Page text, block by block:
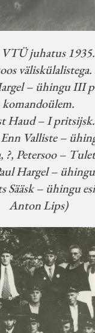
juhatus 1935.
väliskülalistega.
– ühingu III
komandoülem.
Haud – I
Enn Valliste –
?, Petersoo –
Hargel –
Sääsk – ühingu
Anton Lips)